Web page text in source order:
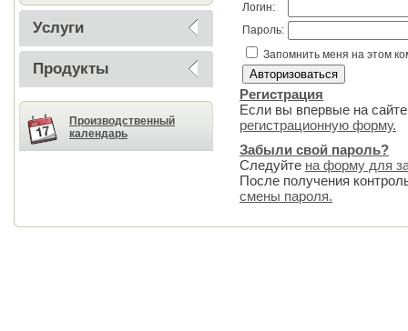
Услуги
Продукты
Производственный
календарь
Логин:
Пароль:
Запомнить меня на этом
Регистрация
Если вы впервые на
регистрационную форму.
Забыли свой пароль?
Следуйте на форму для
После получения
смены пароля.